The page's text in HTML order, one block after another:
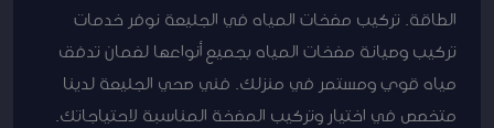
الطاقة. تركيب مضخات المياه في الجليعة نوفر خدمات
تركيب وصيانة مضخات المياه بجميع أنواعها لضمان تدفق
مياه قوي ومستمر في منزلك. فني صحي الجليعة لدينا
متخصص في اختيار وتركيب المضخة المناسبة لاحتياجاتك.